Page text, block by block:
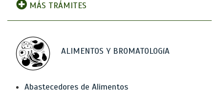
MÁS TRÁMITES
ALIMENTOS Y BROMATOLOGíA
Abastecedores de Alimentos